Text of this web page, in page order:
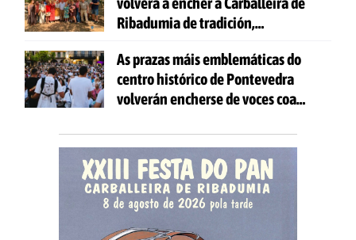
Ribadumia de tradición,
todas as idades
As prazas máis emblemáticas do
centro histórico de Pontevedra
volverán encherse de voces coa